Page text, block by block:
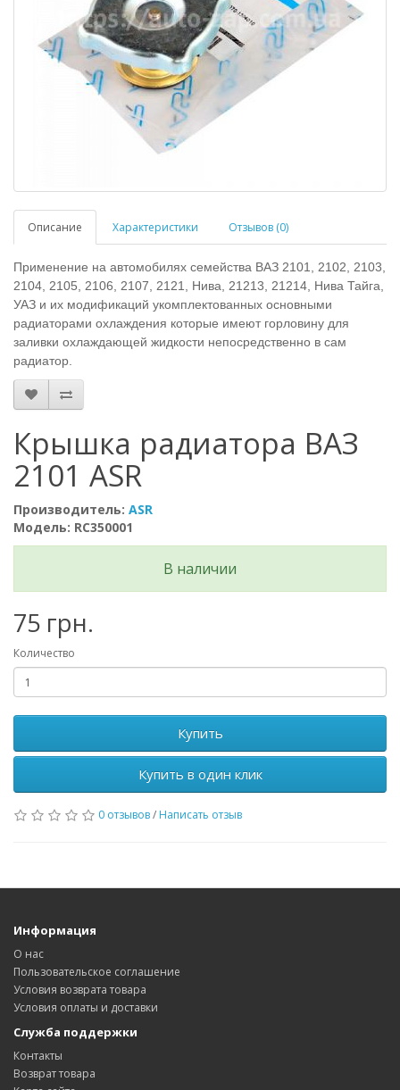
Описание Характеристики Отзывов (0)
Применение на автомобилях семейства ВАЗ 2101, 2102, 2103,
2104, 2105, 2106, 2107, 2121, Нива, 21213, 21214, Нива Тайга,
УАЗ и их модификаций укомплектованных основными
радиаторами охлаждения которые имеют горловину для
заливки охлаждающей жидкости непосредственно в сам
радиатор.
Крышка радиатора ВАЗ
2101 ASR
Производитель: ASR
Модель: RC350001
В наличии
75 грн.
Количество
Купить
Купить в один клик
0 отзывов/ Написать отзыв
Информация
О нас
Пользовательское соглашение
Условия возврата товара
Условия оплаты и доставки
Служба поддержки
Контакты
Возврат товара